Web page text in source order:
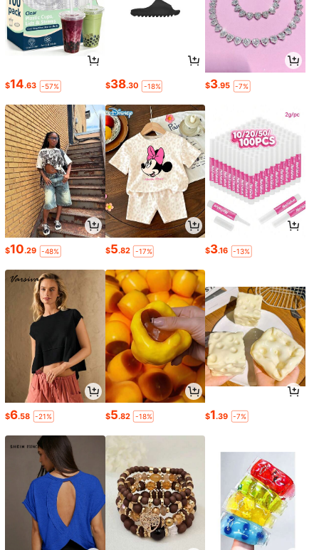
$14.63 -57% $38.30 -18% $3.95 -7%
$10.29 -48% $5.82 -17% $3.16 -13%
$6.58 -21% $5.82 -18% $1.39 -7%